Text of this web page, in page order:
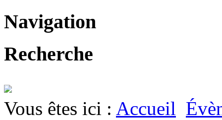
Navigation
Recherche
Vous êtes ici : Accueil